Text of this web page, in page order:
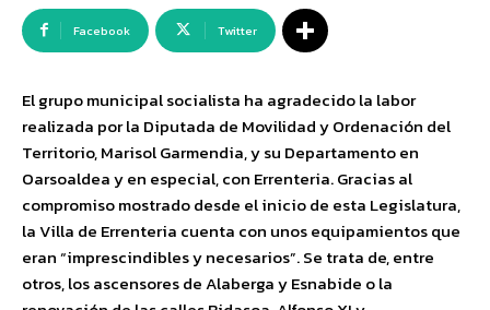
Facebook Twitter
El grupo municipal socialista ha agradecido la labor
realizada por la Diputada de Movilidad y Ordenación del
Territorio, Marisol Garmendia, y su Departamento en
Oarsoaldea y en especial, con Errenteria. Gracias al
compromiso mostrado desde el inicio de esta Legislatura,
la Villa de Errenteria cuenta con unos equipamientos que
eran “imprescindibles y necesarios”. Se trata de,entre
otros,los ascensores de Alaberga y Esnabide o la